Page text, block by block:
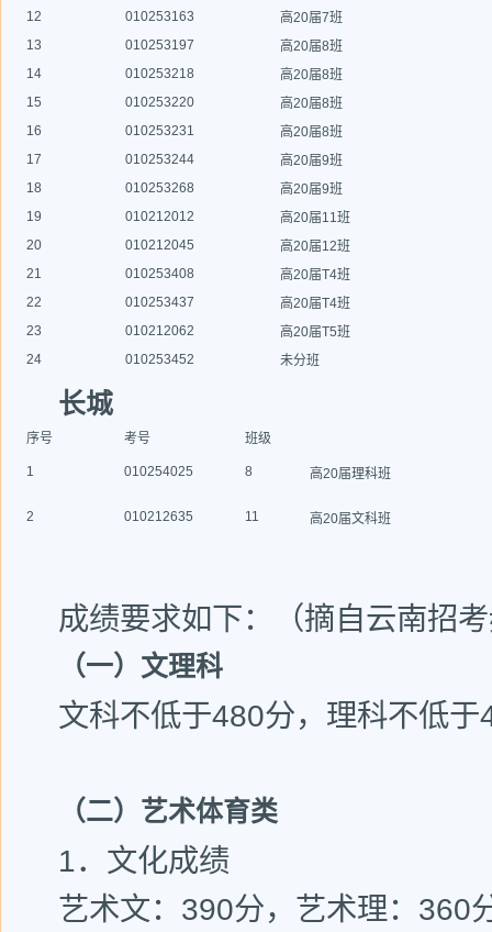
12
010253163
高20届7班
13
010253197
高20届8班
14
010253218
高20届8班
15
010253220
高20届8班
16
010253231
高20届8班
17
010253244
高20届9班
18
010253268
高20届9班
19
010212012
高20届11班
20
010212045
高20届12班
21
010253408
高20届T4班
22
010253437
高20届T4班
23
010212062
高20届T5班
24
010253452 未分班
长城
序号 考号 班级
1 010254025 8 高20届理科班
2 010212635 11 高20届文科班
成绩要求如下：（摘自云南招
（一）文理科
文科不低于480分，理科不低于
（二）艺术体育类
1．文化成绩
艺术文：390分，艺术理：360